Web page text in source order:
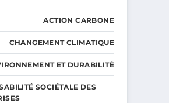
ACTION CARBONE
CHANGEMENT CLIMATIQUE
ET DURABILITÉ
SOCIÉTALE DES